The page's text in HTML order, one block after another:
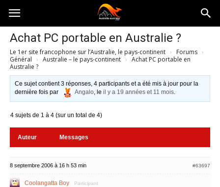
Australia-
australie.com
Achat PC portable en Australie ?
Le 1er site francophone sur l’Australie, le pays-continent › Forums ›
Général › Australie – le pays-continent › Achat PC portable en
Australie ?
Ce sujet contient 3 réponses, 4 participants et a été mis à jour pour la
dernière fois par
Angalo, leil y a 19 années et 11 mois.
4 sujets de 1 à 4 (sur un total de 4)
Auteur Messages
8 septembre 2006 à 16 h 53 min #63697
Coolangatta Boy Participant